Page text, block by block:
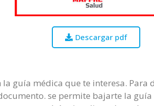
Descargar pdf
guía médica que te interesa. Para
se permite bajarte la